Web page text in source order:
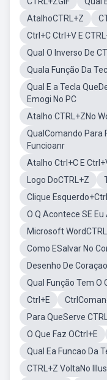
AtalhoCTRL+Z
Ctrl+C Ctrl+V E
Qual O Inverso De
Quala Função Da
Qual E a Tecla
Emogi No PC
Atalho CTRL+ZNo
QualComando Para
Funcioanr
Atalho Ctrl+C E
Logo DoCTRL+Z
Clique Esquerdo+Ctrl
O Q Acontece SE
Microsoft
Como ESalvar No
Desenho De
Qual Função Tem O
Ctrl+E
Para QueServe
O Que Faz OCtrl+E
Qual Ea Funcao Da
CTRL+Z VoltaNo